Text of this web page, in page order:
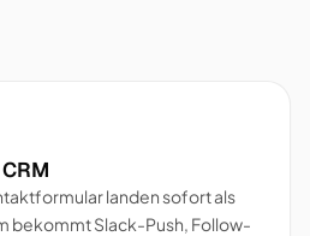
landen sofort als
bekommt Slack-Push, Follow-